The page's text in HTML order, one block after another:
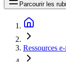
Parcourir les
Ressources